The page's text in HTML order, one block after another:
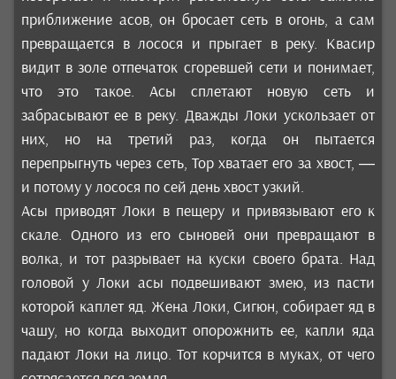
приближение асов, он бросает сеть в огонь, а сам
превращается в лосося и прыгает в реку. Квасир
видит в золе отпечаток сгоревшей сети и понимает,
что это такое. Асы сплетают новую сеть и
забрасывают ее в реку. Дважды Локи ускользает от
них, но на третий раз, когда он пытается
перепрыгнуть через сеть, Тор хватает его за хвост, —
и потому у лосося по сей день хвост узкий.
Асы приводят Локи в пещеру и привязывают его к
скале. Одного из его сыновей они превращают в
волка, и тот разрывает на куски своего брата. Над
головой у Локи асы подвешивают змею, из пасти
которой каплет яд. Жена Локи, Сигюн, собирает яд в
чашу, но когда выходит опорожнить ее, капли яда
падают Локи на лицо. Тот корчится в муках, от чего